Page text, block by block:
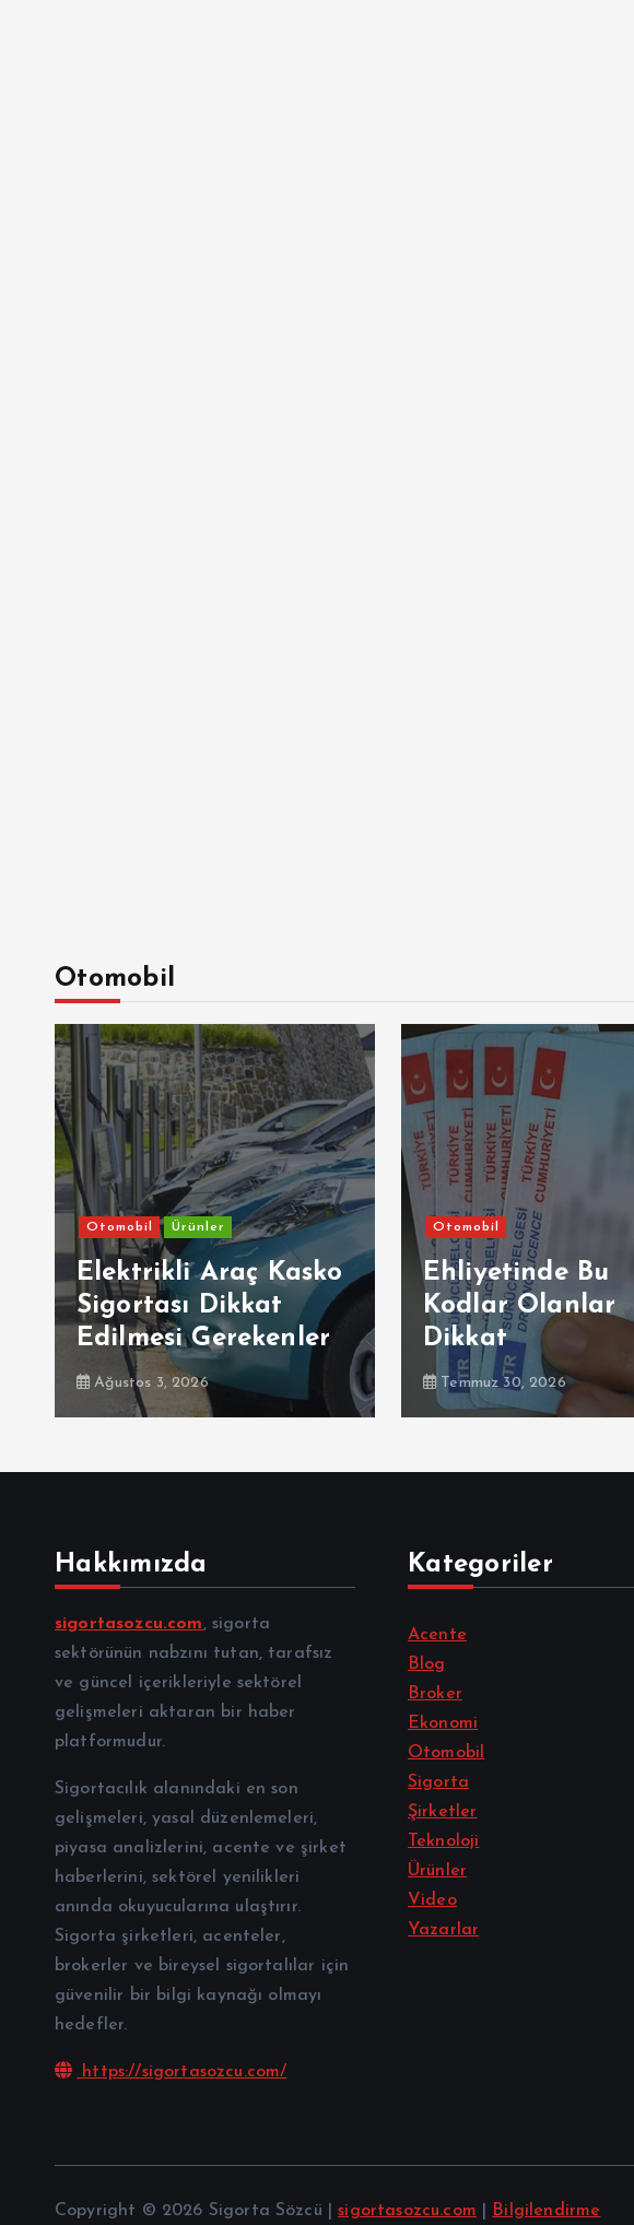
Otomobil
Otomobil Ürünler
Elektrikli Araç Kasko
Sigortası Dikkat
Edilmesi Gerekenler
Ağustos 3, 2026
Otomobil
Ehliyetinde Bu
Kodlar Olanlar
Dikkat
Temmuz 30, 2026
Hakkımızda
sigortasozcu.com, sigorta
sektörünün nabzını tutan, tarafsız
ve güncel içerikleriyle sektörel
gelişmeleri aktaran bir haber
platformudur.
Sigortacılık alanındaki en son
gelişmeleri, yasal düzenlemeleri,
piyasa analizlerini, acente ve şirket
haberlerini, sektörel yenilikleri
anında okuyucularına ulaştırır.
Sigorta şirketleri, acenteler,
brokerler ve bireysel sigortalılar için
güvenilir bir bilgi kaynağı olmayı
hedefler.
https://sigortasozcu.com/
Kategoriler
Acente
Blog
Broker
Ekonomi
Otomobil
Sigorta
Şirketler
Teknoloji
Ürünler
Video
Yazarlar
Copyright © 2026 Sigorta Sözcü |sigortasozcu.com Bilgilendirme